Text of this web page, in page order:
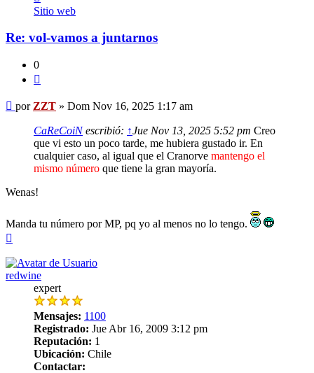
ZZT
Sitio web
Re: vol-vamos a juntarnos
0
Mensaje
por ZZT » Dom Nov 16, 2025 1:17 am
CaReCoiNescribió: ↑Jue Nov 13, 2025 5:52 pm Creo
que vi esto un poco tarde, me hubiera gustado ir. En
cualquier caso, al igual que el Cranorve mantengo el
mismo número que tiene la gran mayoría.
Wenas!
Manda tu número por MP, pq yo al menos no lo tengo.
redwine
expert
Mensajes: 1100
Registrado: Jue Abr 16, 2009 3:12 pm
Reputación: 1
Ubicación: Chile
Contactar: